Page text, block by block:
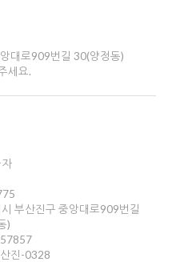
대로909번길 30(양정동)
세요.
부산진구 중앙대로909번길
)
진-0328